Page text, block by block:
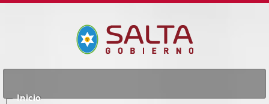
Inicio